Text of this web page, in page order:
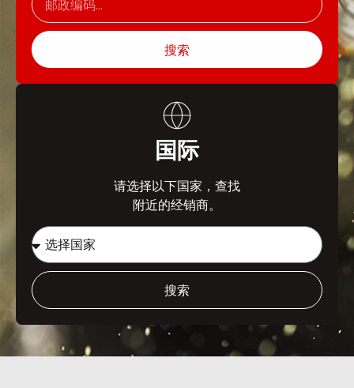
搜索
国际
请选择以下国家，查找
附近的经销商。
搜索